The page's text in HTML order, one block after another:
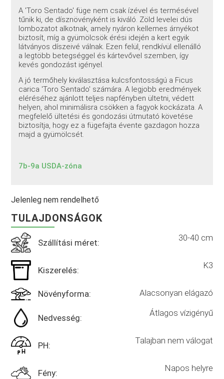
A 'Toro Sentado' füge nem csak ízével és termésével
tűnik ki, de dísznövényként is kiváló. Zöld levelei dús
lombozatot alkotnak, amely nyáron kellemes árnyékot
biztosít, míg a gyümölcsök érési idején a kert egyik
látványos díszeivé válnak. Ezen felül, rendkívül ellenálló
a legtöbb betegséggel és kártevővel szemben, így
kevés gondozást igényel.
A jó termőhely kiválasztása kulcsfontosságú a Ficus
carica 'Toro Sentado' számára. A legjobb eredmények
eléréséhez ajánlott teljes napfényben ültetni, védett
helyen, ahol minimálisra csökken a fagyok kockázata. A
megfelelő ültetési és gondozási útmutató követése
biztosítja, hogy ez a fügefajta évente gazdagon hozza
majd a gyümölcsét.
7b-9a USDA-zóna
Jelenleg nem rendelhető
TULAJDONSÁGOK
Szállítási méret: 30-40 cm
Kiszerelés: K3
Növényforma: Alacsonyan elágazó
Nedvesség: Átlagos vízigényű
PH: Talajban nem válogat
Fény: Napos helyre